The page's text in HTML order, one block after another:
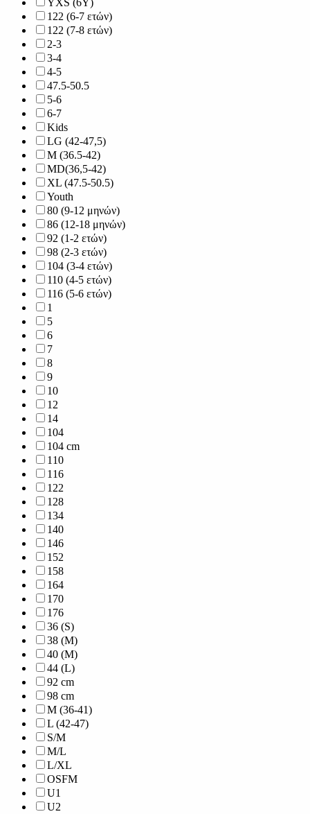
YXS (6Y)
122 (6-7 ετών)
122 (7-8 ετών)
2-3
3-4
4-5
47.5-50.5
5-6
6-7
Kids
LG (42-47,5)
M (36.5-42)
MD(36,5-42)
XL (47.5-50.5)
Youth
80 (9-12 μηνών)
86 (12-18 μηνών)
92 (1-2 ετών)
98 (2-3 ετών)
104 (3-4 ετών)
110 (4-5 ετών)
116 (5-6 ετών)
1
5
6
7
8
9
10
12
14
104
104 cm
110
116
122
128
134
140
146
152
158
164
170
176
36 (S)
38 (M)
40 (M)
44 (L)
92 cm
98 cm
M (36-41)
L (42-47)
S/M
M/L
L/XL
OSFM
U1
U2